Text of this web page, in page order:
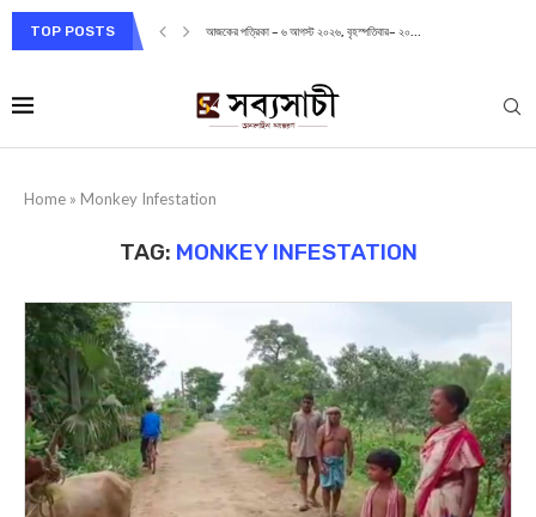
TOP POSTS আজকের পত্রিকা – ৬ আগস্ট ২০২৬, বৃহস্পতিবার– ২০...
Home » Monkey Infestation
TAG: MONKEY INFESTATION